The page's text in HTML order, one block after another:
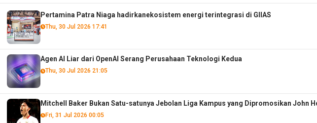
Pertamina Patra Niaga hadirkanekosistem energi terintegrasi di GIIAS
Thu, 30 Jul 2026 17:41
Agen AI Liar dari OpenAI Serang Perusahaan Teknologi Kedua
Thu, 30 Jul 2026 21:05
Mitchell Baker Bukan Satu-satunya Jebolan Liga Kampus yang Dipromosikan John
Fri, 31 Jul 2026 00:05